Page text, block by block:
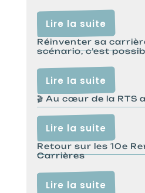
Lire la suite
Réinventer sa
scénario, c’est
Lire la suite
🎬 Au cœur de la RTS
Lire la suite
Retour sur les 10e
Carrières
Lire la suite